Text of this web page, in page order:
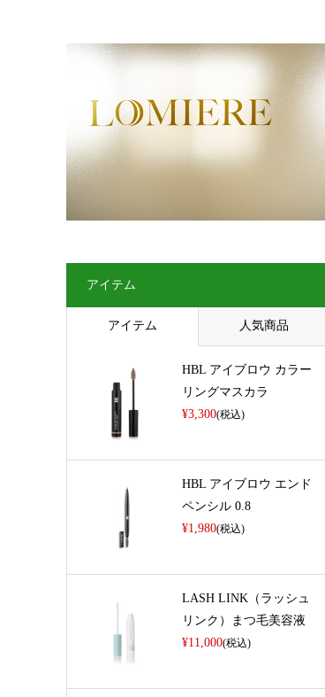
アイテム
アイテム 人気商品
HBL アイブロウ カラー
リングマスカラ
¥3,300(税込)
HBL アイブロウ エンド
ペンシル 0.8
¥1,980(税込)
LASH LINK（ラッシュ
リンク）まつ毛美容液
¥11,000(税込)